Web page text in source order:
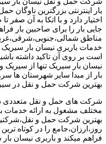
بار اینترنتی بزرگترین ناوگان
اختیار دارد و با اتکا به آن صفر
جایی بار را برای صاحبین بار
مناطق
خدمات باربری نیسان بار سیریک
است بر روی آن تاکید داشته
نیسان بار سیریک تنها از
بار از مبدا سایر شهرستان ها
بهترین شرکت حمل و نقل در
شرکت های حمل و نقل متعددی
مختلف مشغول به ارائه خدمات
بهترین شرکت حمل و
روز،ارزان،جامع را در کوتاه
فراهم میکند و باربری نیسان